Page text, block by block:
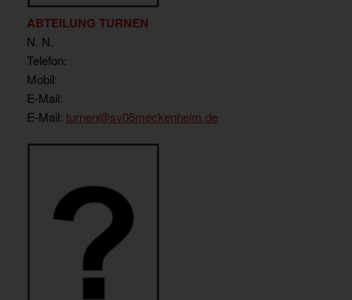
ABTEILUNG TURNEN
N. N.
Telefon:
Mobil:
E-Mail:
E-Mail: turnen@sv05meckenheim.de